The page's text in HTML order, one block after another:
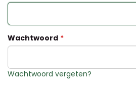
Wachtwoord
Wachtwoord vergeten?